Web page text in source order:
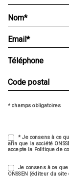
* champs obligatoires
* Je consens à ce
afin que la société
accepte la Politique de
Je consens à ce
ONSSEN (éditeur du